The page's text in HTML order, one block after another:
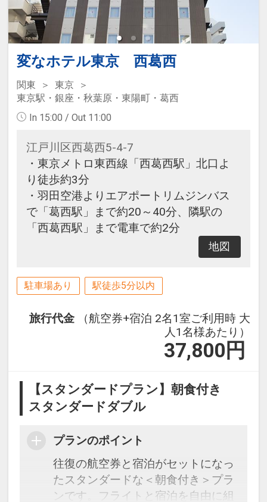
変なホテル東京 西葛西
関東
東京
東京駅・銀座・秋葉原・東陽町・葛西
In 15:00 / Out 11:00
江戸川区西葛西5-4-7
・東京メトロ東西線「西葛西駅」北口よ
り徒歩約3分
・羽田空港よりエアポートリムジンバス
で「葛西駅」まで約20～40分、隣駅の
「西葛西駅」まで電車で約2分
地図
駐車場あり 駅徒歩5分以内
旅行代金
（航空券+宿泊 2名1室ご利用時 大
人1名様あたり）
37,800 円
【スタンダードプラン】朝食付き
スタンダードダブル
プランのポイント
往復の航空券と宿泊がセットになっ
たスタンダードな＜朝食付き＞プラ
ンです。フライトと宿泊を自由に組